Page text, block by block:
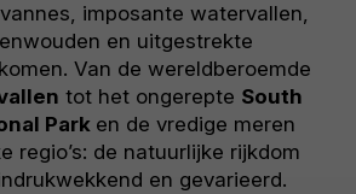
imposante watervallen,
en uitgestrekte
Van de wereldberoemde
tot het ongerepte South
Park en de vredige meren
regio’s: de natuurlijke rijkdom
en gevarieerd.